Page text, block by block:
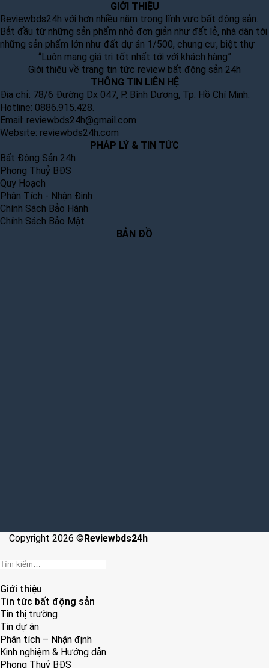
GIỚI THIỆU
Reviewbds24h với hơn nhiều năm trong lĩnh vực bất động sản.
Bắt đầu từ những sản phẩm nhỏ đơn giản như đất lẻ, nhà dân tới
những sản phẩm lớn như đất dự án 1/500, chung cư, biệt thự
“Luôn mang giá trị tốt nhất tới với khách hàng”
Giới thiệu về trang tin tức review bất động sản 24h
THÔNG TIN LIÊN HỆ
Địa chỉ: 78/6 Đường Dx 047, P. Bình Dương, Tp. Hồ Chí Minh.
Hotline: 0886.915.428.
Email: reviewbds24h@gmail.com
Website: reviewbds24h.com
PHÁP LÝ & TIN TỨC
Bất Động Sản 24h
Phong Thuỷ BĐS
Quy Hoạch
Phân Tích - Nhận Định
Chính Sách Bảo Hành
Chính Sách Bảo Mật
BẢN ĐỒ
Copyright 2026 © Reviewbds24h
Giới thiệu
Tin tức bất động sản
Tin thị trường
Tin dự án
Phân tích – Nhận định
Kinh nghiệm & Hướng dẫn
Phong Thuỷ BĐS